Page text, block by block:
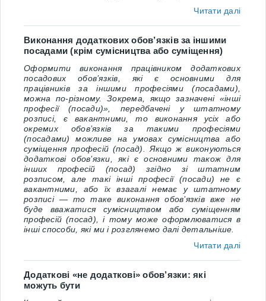
Читати далі
Виконання додаткових обов’язків за іншими
посадами (крім сумісництва або суміщення)
Оформити виконання працівником додаткових
посадових обов’язків, які є основними для
працівників за іншими професіями (посадами),
можна по-різному. Зокрема, якщо зазначені «інші
професії (посади)», передбачені у штатному
розписі, є вакантними, то виконання усіх або
окремих обов’язків за такими професіями
(посадами) можливе на умовах сумісництва або
суміщення професій (посад). Якщо ж виконуються
додаткові обов’язки, які є основними також для
інших професій (посад) згідно зі штатним
розписом, але такі інші професії (посади) не є
вакантними, або їх взагалі немає у штатному
розписі — то таке виконання обов’язків вже не
буде вважатися сумісництвом або суміщенням
професій (посад), і тому може оформлюватися в
інші способи, які ми і розглянемо далі детальніше.
Читати далі
Додаткові «не додаткові» обов’язки: які
можуть бути